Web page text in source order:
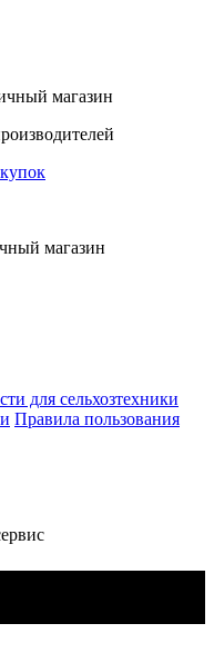
магазин
магазин
для сельхозтехники
Правила пользования